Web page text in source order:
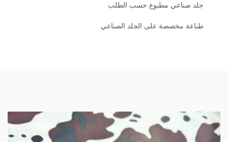
جلد صناعي مطبوع حسب الطلب
طباعة مخصصة على الجلد الصناعي